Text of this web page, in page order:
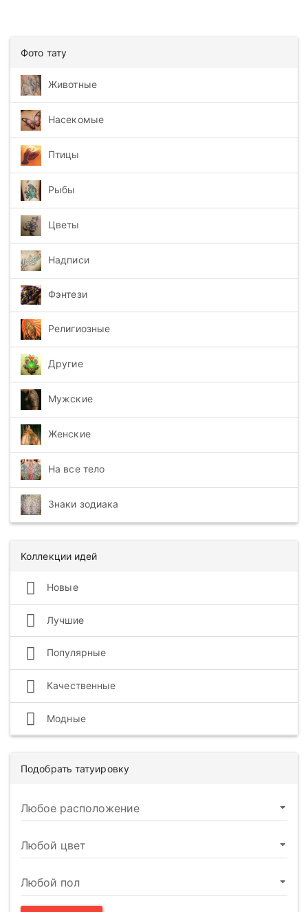
Фото тату
Животные
Насекомые
Птицы
Рыбы
Цветы
Надписи
Фэнтези
Религиозные
Другие
Мужские
Женские
На все тело
Знаки зодиака
Коллекции идей
Новые
Лучшие
Популярные
Качественные
Модные
Подобрать татуировку